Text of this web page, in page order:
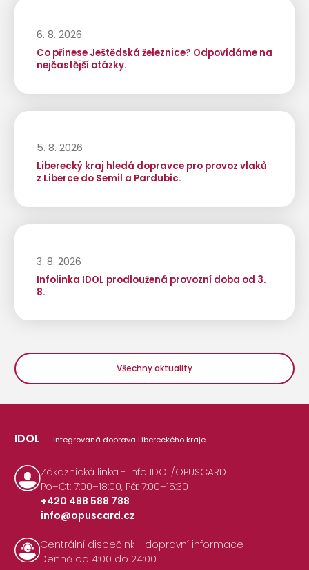
6. 8. 2026
Co přinese Ještědská železnice? Odpovídáme na
nejčastější otázky.
5. 8. 2026
Liberecký kraj hledá dopravce pro provoz vlaků
z Liberce do Semil a Pardubic.
3. 8. 2026
Infolinka IDOL prodloužená provozní doba od 3.
8.
Všechny aktuality
IDOL Integrovaná doprava Libereckého kraje
Zákaznická linka - info IDOL/OPUSCARD
Po–Čt: 7:00–18:00, Pá: 7:00–15:30
+420 488 588 788
|
info@opuscard.cz
Centrální dispečink - dopravní informace
Denně od 4:00 do 24:00